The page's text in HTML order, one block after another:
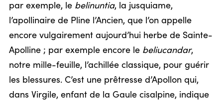
par exemple, le belinuntia, la jusquiame,
l’apollinaire de Pline l’Ancien, que l’on appelle
encore vulgairement aujourd’hui herbe de Sainte-
Apolline ; par exemple encore le beliucandar,
notre mille-feuille, l’achillée classique, pour guérir
les blessures. C’est une prêtresse d’Apollon qui,
dans Virgile, enfant de la Gaule cisalpine, indique